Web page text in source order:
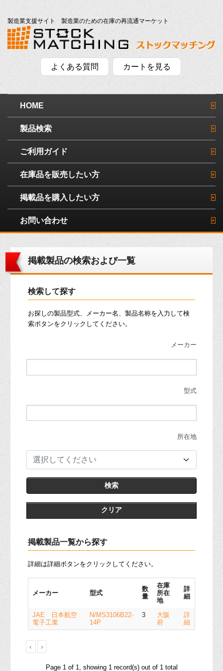
製造業支援サイト 製造業のための在庫の再流通マーケット
よくある質問 カートを見る
HOME
製品検索
ご利用ガイド
在庫品を販売したい方
掲載品を購入したい方
お問い合わせ
掲載製品の検索および一覧
検索して探す
お探しの製品型式、メーカー名、製品名称を入力して検
索ボタンをクリックしてください。
メーカー
型式
所在地
選択してください
クリア
掲載製品一覧から探す
詳細は詳細ボタンをクリックしてください。
メーカー 型式
数
量
在庫
所在
地
詳
細
JAE 日本航空
電子工業
N/MS3106B22-
14P
3
大阪
府
詳
細
‹ ›
Page 1 of 1, showing 1 record(s) out of 1 total